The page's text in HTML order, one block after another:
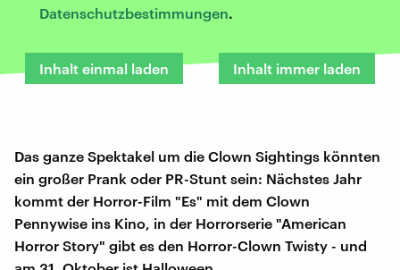
Datenschutzbestimmungen.
Inhalt einmal laden Inhalt immer laden
Das ganze Spektakel um die Clown Sightings könnten
ein großer Prank oder PR-Stunt sein: Nächstes Jahr
kommt der Horror-Film "Es" mit dem Clown
Pennywise ins Kino, in der Horrorserie "American
Horror Story" gibt es den Horror-Clown Twisty - und